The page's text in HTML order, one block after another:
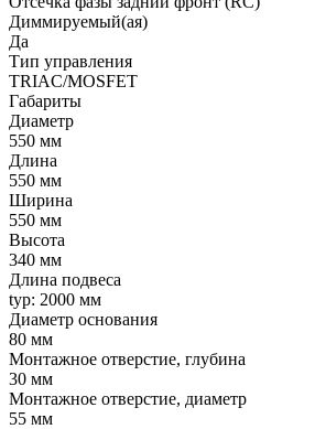
Диммируемый(ая)
Да
Тип управления
TRIAC/MOSFET
Габариты
Диаметр
550 мм
Длина
550 мм
Ширина
550 мм
Высота
340 мм
Длина подвеса
typ: 2000 мм
Диаметр основания
80 мм
Монтажное отверстие, глубина
30 мм
Монтажное отверстие, диаметр
55 мм